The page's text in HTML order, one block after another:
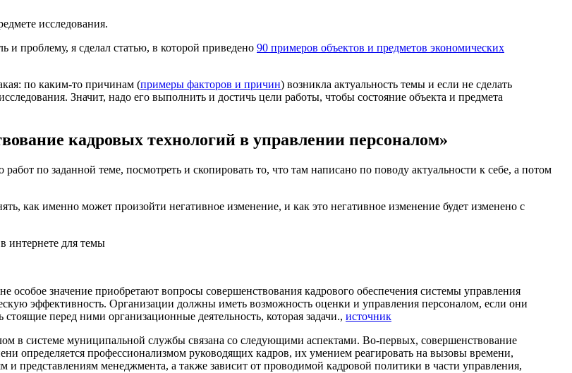
исследования.
и проблему, я сделал статью, в которой приведено 90 примеров объектов и предметов экономических
по каким-то причинам (примеры факторов и причин) возникла актуальность темы и если не сделать
Значит, надо его выполнить и достичь цели работы, чтобы состояние объекта и предмета
кадровых технологий в управлении персоналом»
по заданной теме, посмотреть и скопировать то, что там написано по поводу актуальности к себе, а потом
как именно может произойти негативное изменение, и как это негативное изменение будет изменено с
интернете для темы
значение приобретают вопросы совершенствования кадрового обеспечения системы управления
эффективность. Организации должны иметь возможность оценки и управления персоналом, если они
перед ними организационные деятельность, которая задачи., источник
в системе муниципальной службы связана со следующими аспектами. Во-первых, совершенствование
определяется профессионализмом руководящих кадров, их умением реагировать на вызовы времени,
и представлениям менеджмента, а также зависит от проводимой кадровой политики в части управления,